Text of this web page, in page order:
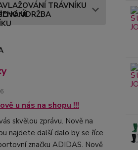
TRÁVNÍKU
ÚDRŽBA
u nás na shopu !!!
skvělou zprávu. Nově na
najdete další dalo by se říce
značku ADIDAS. Nově